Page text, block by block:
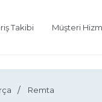
Takibi Müşteri
Remta